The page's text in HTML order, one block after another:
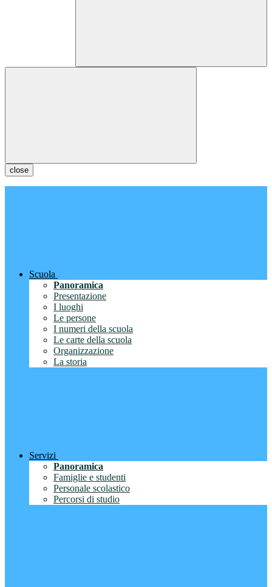
close
Scuola
Panoramica
Presentazione
I luoghi
Le persone
I numeri della scuola
Le carte della scuola
Organizzazione
La storia
Servizi
Panoramica
Famiglie e studenti
Personale scolastico
Percorsi di studio